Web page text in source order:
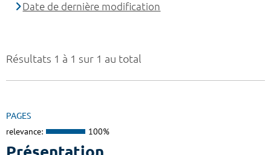
Résultats 1 à 1 sur 1 au total
PAGES
relevance: 100%
Date de dernière modification